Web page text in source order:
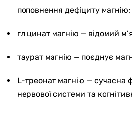
поповнення дефіциту магнію;
гліцинат магнію — відомий
таурат магнію — поєднує
L-треонат магнію — сучасна
нервової системи та